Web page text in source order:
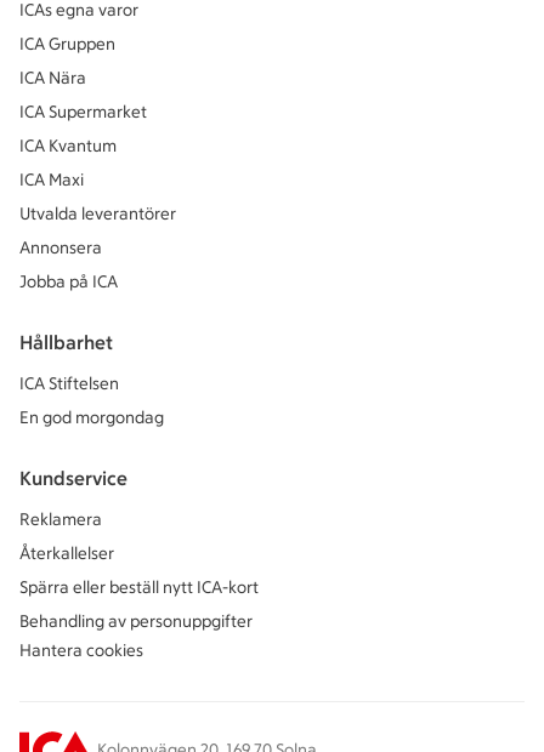
ICAs egna varor
ICA Gruppen
ICA Nära
ICA Supermarket
ICA Kvantum
ICA Maxi
Utvalda leverantörer
Annonsera
Jobba på ICA
Hållbarhet
ICA Stiftelsen
En god morgondag
Kundservice
Reklamera
Återkallelser
Spärra eller beställ nytt ICA-kort
Behandling av personuppgifter
Hantera cookies